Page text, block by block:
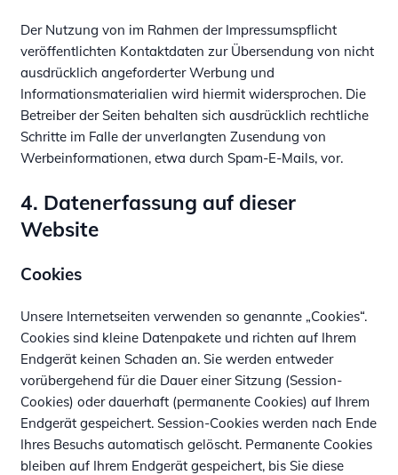
Der Nutzung von im Rahmen der Impressumspflicht
veröffentlichten Kontaktdaten zur Übersendung von nicht
ausdrücklich angeforderter Werbung und
Informationsmaterialien wird hiermit widersprochen. Die
Betreiber der Seiten behalten sich ausdrücklich rechtliche
Schritte im Falle der unverlangten Zusendung von
Werbeinformationen, etwa durch Spam-E-Mails, vor.
4. Datenerfassung auf dieser
Website
Cookies
Unsere Internetseiten verwenden so genannte „Cookies“.
Cookies sind kleine Datenpakete und richten auf Ihrem
Endgerät keinen Schaden an. Sie werden entweder
vorübergehend für die Dauer einer Sitzung (Session-
Cookies) oder dauerhaft (permanente Cookies) auf Ihrem
Endgerät gespeichert. Session-Cookies werden nach Ende
Ihres Besuchs automatisch gelöscht. Permanente Cookies
bleiben auf Ihrem Endgerät gespeichert, bis Sie diese